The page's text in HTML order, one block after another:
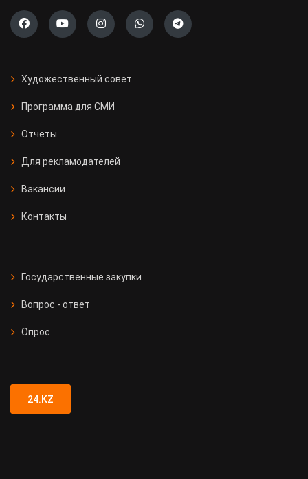
Художественный совет
Программа для СМИ
Отчеты
Для рекламодателей
Вакансии
Контакты
Государственные закупки
Вопрос - ответ
Опрос
24.KZ